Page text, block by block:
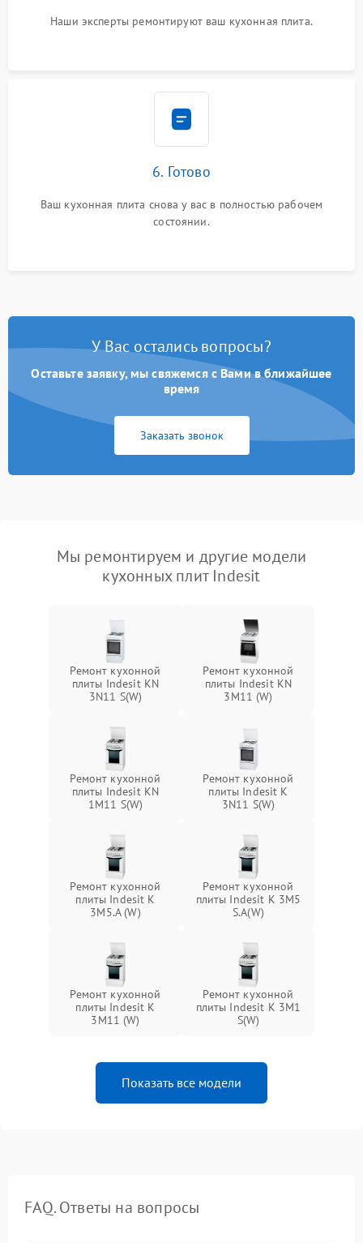
Наши эксперты ремонтируют ваш кухонная плита.
6. Готово
Ваш кухонная плита снова у вас в полностью рабочем
состоянии.
У Вас остались вопросы?
Оставьте заявку, мы свяжемся с Вами в ближайшее
время
Заказать звонок
Мы ремонтируем и другие модели
кухонных плит Indesit
Ремонт кухонной
плиты Indesit KN
3N11 S(W)
Ремонт кухонной
плиты Indesit KN
3M11 (W)
Ремонт кухонной
плиты Indesit KN
1M11 S(W)
Ремонт кухонной
плиты Indesit K
3N11 S(W)
Ремонт кухонной
плиты Indesit K
3M5.A (W)
Ремонт кухонной
плиты Indesit K 3M5
S.A(W)
Ремонт кухонной
плиты Indesit K
3M11 (W)
Ремонт кухонной
плиты Indesit K 3M1
S(W)
Показать все модели
FAQ. Ответы на вопросы